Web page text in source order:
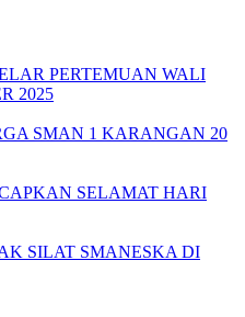
PERTEMUAN WALI
2025
SMAN 1 KARANGAN 20
SELAMAT HARI
SILAT SMANESKA DI